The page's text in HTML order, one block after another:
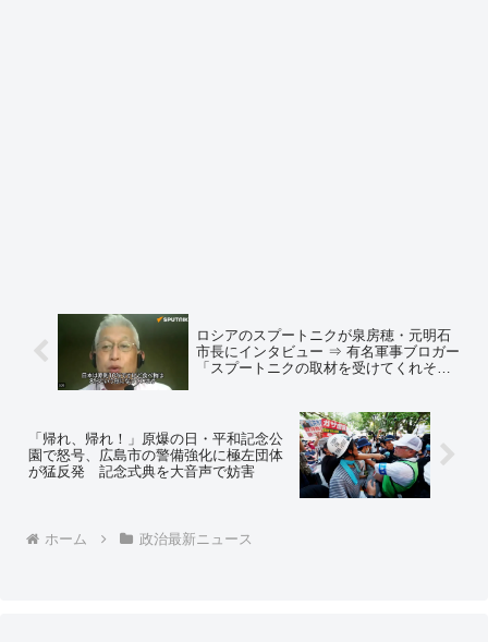
ロシアのスプートニクが泉房穂・元明石
市長にインタビュー ⇒ 有名軍事ブロガー
「スプートニクの取材を受けてくれそう
たりと同じ扱い」⇒ ネットの反応「原口
議員も応じていましたねw」
「帰れ、帰れ！」原爆の日・平和記念公
園で怒号、広島市の警備強化に極左団体
が猛反発 記念式典を大音声で妨害
ホーム 政治最新ニュース